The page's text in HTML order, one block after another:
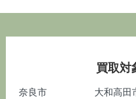
買取対
奈良市 大和高田